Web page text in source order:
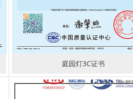
庭园灯3C证书